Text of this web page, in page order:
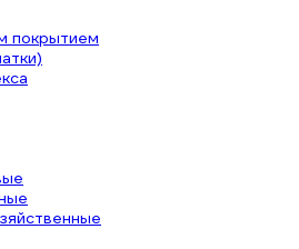
покрытием